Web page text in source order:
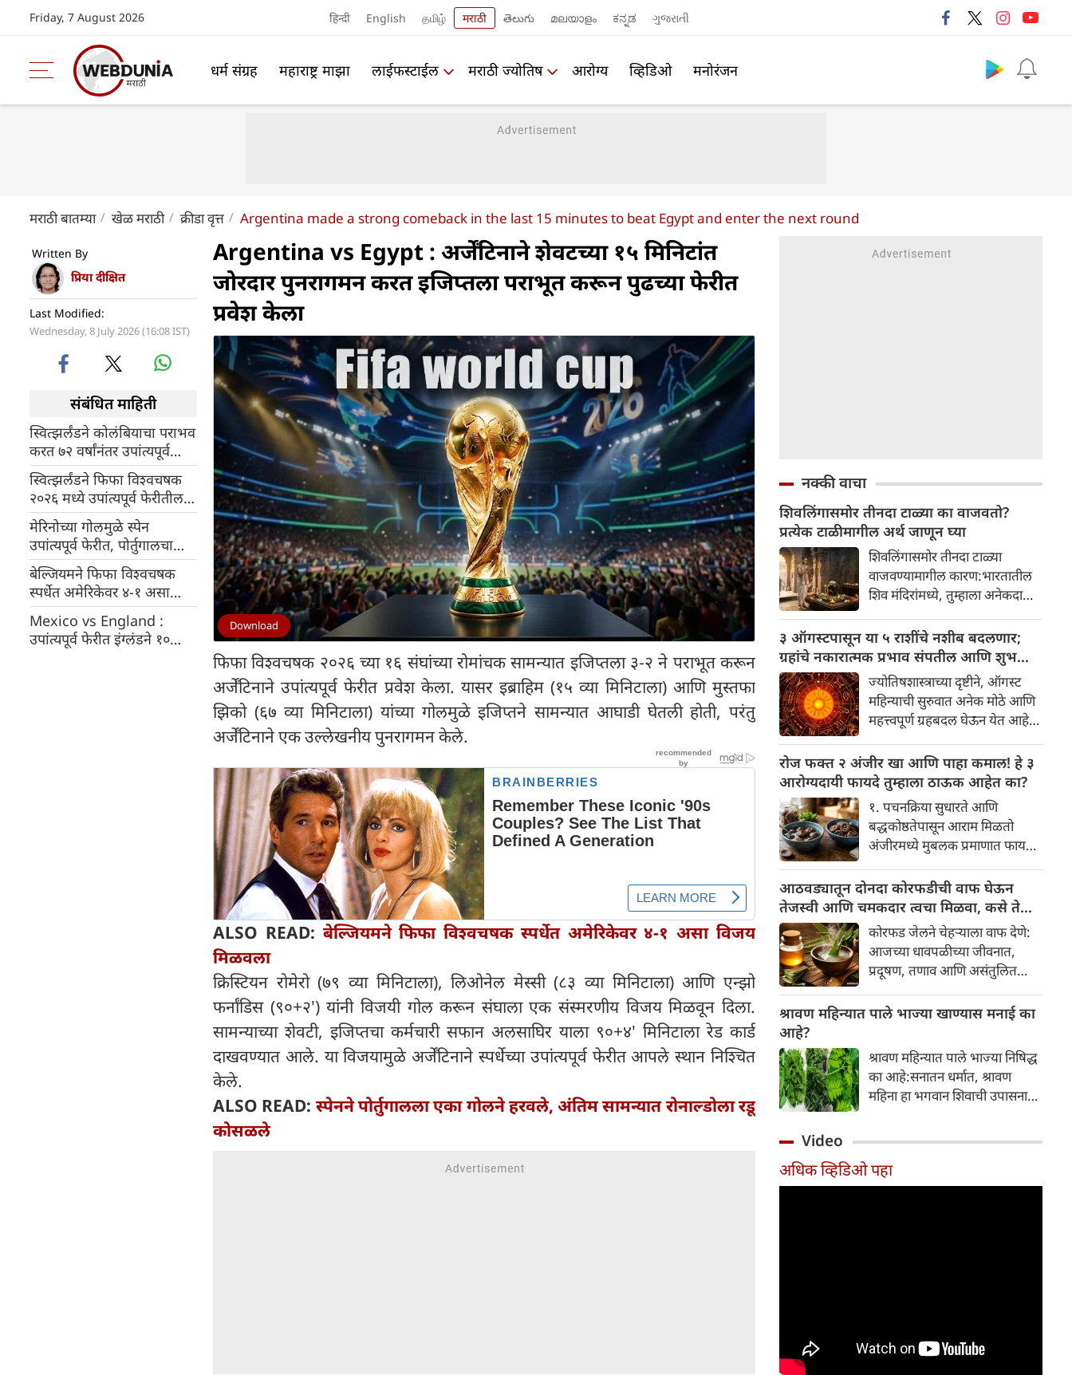
Friday, 7 August 2026 हिन्दी English தமிழ் मराठी తెలుగు മലയാളം ಕನ್ನಡ ગુજરાતી
धर्म संग्रह महाराष्ट्र माझा लाईफस्टाईल मराठी ज्योतिष आरोग्य व्हिडिओ मनोरंजन
मराठी बातम्या खेळ मराठी क्रीडा वृत्त Argentina made a strong comeback in the last 15 minutes to beat Egypt and enter the next round
Written By
प्रिया दीक्षित
Last Modified:
Wednesday, 8 July 2026 (16:08 IST)
संबंधित माहिती
स्वित्झर्लंडने कोलंबियाचा पराभव
करत ७२ वर्षांनंतर उपांत्यपूर्व
फेरीत प्रवेश केला
स्वित्झर्लंडने फिफा विश्वचषक
२०२६ मध्ये उपांत्यपूर्व फेरीतील
आपले स्थान निश्चित केले
मेरिनोच्या गोलमुळे स्पेन
उपांत्यपूर्व फेरीत, पोर्तुगालचा
फिफा विश्वचषक प्रवास संपुष्टात
बेल्जियमने फिफा विश्वचषक
स्पर्धेत अमेरिकेवर ४-१ असा
विजय मिळवला
Mexico vs England :
उपांत्यपूर्व फेरीत इंग्लंडने १०
Argentina vs Egypt : अर्जेंटिनाने शेवटच्या १५ मिनिटांत
जोरदार पुनरागमन करत इजिप्तला पराभूत करून पुढच्या फेरीत
प्रवेश केला
Download
फिफा विश्वचषक २०२६ च्या १६ संघांच्या रोमांचक सामन्यात इजिप्तला ३-२ ने पराभूत करून
अर्जेंटिनाने उपांत्यपूर्व फेरीत प्रवेश केला. यासर इब्राहिम (१५ व्या मिनिटाला) आणि मुस्तफा
झिको (६७ व्या मिनिटाला) यांच्या गोलमुळे इजिप्तने सामन्यात आघाडी घेतली होती, परंतु
अर्जेंटिनाने एक उल्लेखनीय पुनरागमन केले.
ALSO READ: बेल्जियमने फिफा विश्वचषक स्पर्धेत अमेरिकेवर ४-१ असा विजय
मिळवला
क्रिस्टियन रोमेरो (७९ व्या मिनिटाला), लिओनेल मेस्सी (८३ व्या मिनिटाला) आणि एन्झो
फर्नांडिस (९०+२') यांनी विजयी गोल करून संघाला एक संस्मरणीय विजय मिळवून दिला.
सामन्याच्या शेवटी, इजिप्तचा कर्मचारी सफान अलसाघिर याला ९०+४' मिनिटाला रेड कार्ड
दाखवण्यात आले. या विजयामुळे अर्जेंटिनाने स्पर्धेच्या उपांत्यपूर्व फेरीत आपले स्थान निश्चित
केले.
ALSO READ: स्पेनने पोर्तुगालला एका गोलने हरवले, अंतिम सामन्यात रोनाल्डोला रडू
कोसळले
नक्की वाचा
शिवलिंगासमोर तीनदा टाळ्या का वाजवतो?
प्रत्येक टाळीमागील अर्थ जाणून घ्या
शिवलिंगासमोर तीनदा टाळ्या
वाजवण्यामागील कारण:भारतातील
शिव मंदिरांमध्ये, तुम्हाला अनेकदा
वाजवताना दिसतील. ही एक सामान्य
प्रथा आहे, पण तुम्ही कधी विचार
केला आहे का की यामागे काय रहस्य
आहे आणि प्रत्येक टाळीचा अर्थ काय
आहे? हा केवळ एक विधी नाही, तर
यामागे खोलवर रुजलेल्या पौराणिक
श्रद्धा, आध्यात्मिक अर्थ आणि काही
वैज्ञानिक तर्कदेखील आहेत. चला, या
अनोख्या परंपरेमागील अर्थ
सविस्तरपणे समजून घेऊया.
३ ऑगस्टपासून या ५ राशींचे नशीब बदलणार;
ग्रहांचे नकारात्मक प्रभाव संपतील आणि शुभ
दिवसांची सुरुवात होईलज्योतिषशास्त्राच्या दृष्टीने, ऑगस्ट
महिन्याची सुरुवात अनेक मोठे आणि
महत्त्वपूर्ण ग्रहबदल घेऊन येत आहे.
हालचाल अनेक राशींच्या जीवनात
सकारात्मक बदल घडवून आणणार
आहे. विशेषतः ३ ऑगस्ट रोजी एक
अत्यंत दुर्मिळ आणि फलदायी
ग्रहस्थिती (संयोग) तयार होत आहे.
या दिवशी तयार होणारे शुभ योग,
ग्रहांची स्थिती आणि या गोचरमुळे
ज्यांचे नशीब उजळणार आहे अशा
भाग्यवान राशींबद्दल आपण जाणून
घेऊया!
रोज फक्त २ अंजीर खा आणि पाहा कमाल! हे ३
आरोग्यदायी फायदे तुम्हाला ठाऊक आहेत का?
१. पचनक्रिया सुधारते आणि
बद्धकोष्ठतेपासून आराम मिळतो
अंजीरमध्ये मुबलक प्रमाणात फायबर
बद्धकोष्ठता, गॅस किंवा अपचनाचा
त्रास होत असेल, तर अंजीर
तुमच्यासाठी वरदान ठरू शकते. हे
आतड्यांची स्वच्छता ठेवण्यास मदत
करते. पचनसंस्था मजबूत करून पोट
साफ होण्यास मदत करते.
आठवड्यातून दोनदा कोरफडीची वाफ घेऊन
तेजस्वी आणि चमकदार त्वचा मिळवा, कसे ते
जाणून घ्या
कोरफड जेलने चेहऱ्याला वाफ देणे:
आजच्या धावपळीच्या जीवनात,
प्रदूषण, तणाव आणि असंतुलित
नकारात्मक परिणाम होऊ शकतो.
होते, ज्यामुळे निस्तेजपणा, मुरुमे
आणि ब्लॅकहेड्स यांसारख्या समस्या
निर्माण होतात.
श्रावण महिन्यात पाले भाज्या खाण्यास मनाई का
आहे?
श्रावण महिन्यात पाले भाज्या निषिद्ध
का आहे:सनातन धर्मात, श्रावण
महिना हा भगवान शिवाची उपासना
दानधर्म आणि सात्विक जीवनशैलीचे
पालन करतात.
Video
अधिक व्हिडिओ पहा